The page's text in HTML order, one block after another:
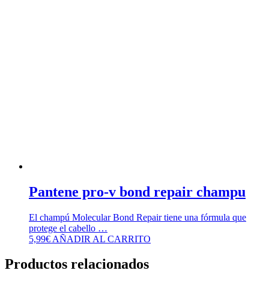
Pantene pro-v bond repair champu
El champú Molecular Bond Repair tiene una fórmula que
protege el cabello …
5,99€ AÑADIR AL CARRITO
Productos relacionados